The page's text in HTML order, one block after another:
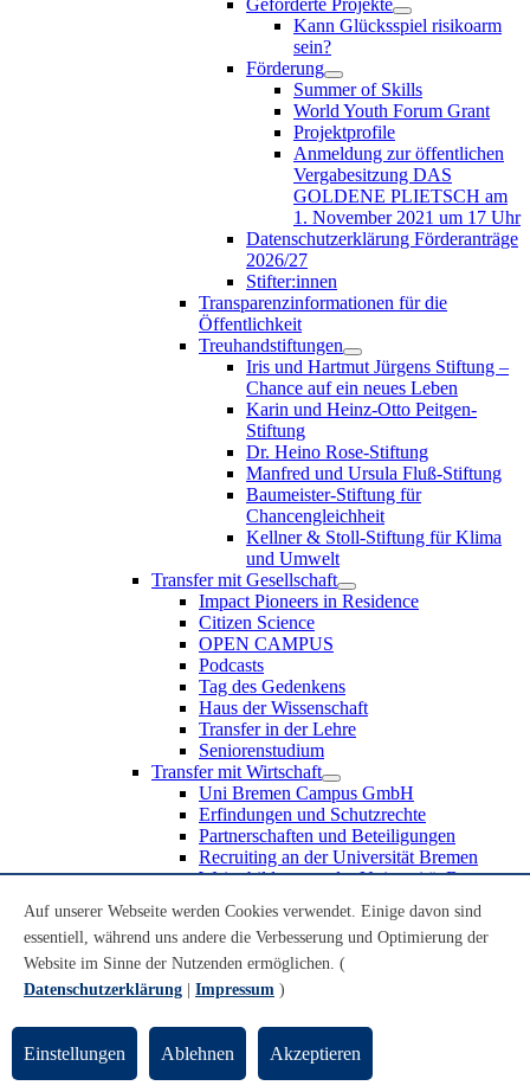
Kann Glücksspiel risikoarm
sein?
Förderung
Summer of Skills
World Youth Forum Grant
Projektprofile
Anmeldung zur öffentlichen
Vergabesitzung DAS
GOLDENE PLIETSCH am
1. November 2021 um 17 Uhr
Datenschutzerklärung Förderanträge
2026/27
Stifter:innen
Transparenzinformationen für die
Öffentlichkeit
Treuhandstiftungen
Iris und Hartmut Jürgens Stiftung –
Chance auf ein neues Leben
Karin und Heinz-Otto Peitgen-
Stiftung
Dr. Heino Rose-Stiftung
Manfred und Ursula Fluß-Stiftung
Baumeister-Stiftung für
Chancengleichheit
Kellner & Stoll-Stiftung für Klima
und Umwelt
Transfer mit Gesellschaft
Impact Pioneers in Residence
Citizen Science
OPEN CAMPUS
Podcasts
Tag des Gedenkens
Haus der Wissenschaft
Transfer in der Lehre
Seniorenstudium
Transfer mit Wirtschaft
Uni Bremen Campus GmbH
Erfindungen und Schutzrechte
Partnerschaften und Beteiligungen
Recruiting an der Universität Bremen
Weiterbildung an der Universität Bremen
Schülerinnen und Schüler
MINT-Schnupperstudium
Schulklassen
Lehrkräfte
UniTransfer - Servicestelle für Transferaktivitäten
Transfermagazin der Universität Bremen
Auf unserer Webseite werden Cookies verwendet. Einige davon sind
essentiell, während uns andere die Verbesserung und Optimierung der
Website im Sinne der Nutzenden ermöglichen. (
Datenschutzerklärung
Impressum )
Einstellungen Ablehnen Akzeptieren